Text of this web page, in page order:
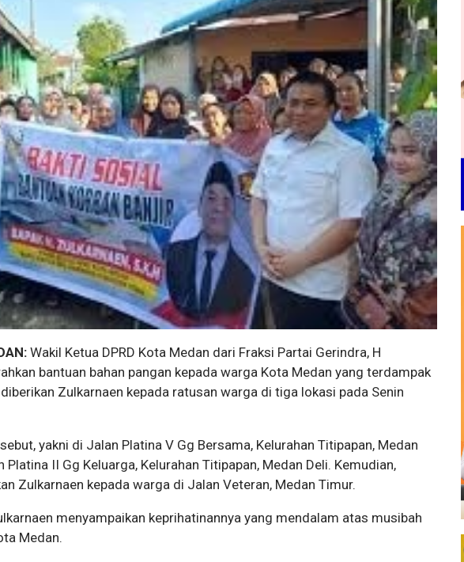
Wakil Ketua DPRD Kota Medan dari Fraksi Partai Gerindra, H
bantuan bahan pangan kepada warga Kota Medan yang terdampak
Zulkarnaen kepada ratusan warga di tiga lokasi pada Senin
yakni di Jalan Platina V Gg Bersama, Kelurahan Titipapan, Medan
Platina II Gg Keluarga, Kelurahan Titipapan, Medan Deli. Kemudian,
Zulkarnaen kepada warga di Jalan Veteran, Medan Timur.
menyampaikan keprihatinannya yang mendalam atas musibah
Medan.